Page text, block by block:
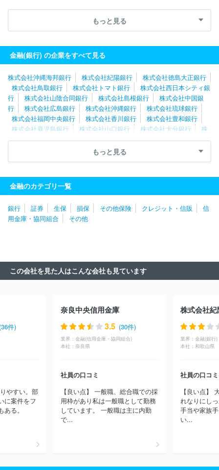
信ＳＢＩネット銀行株式会社
株式会社東日本銀行
株式会社十六
株式会社栃木銀行
株式会社筑波銀
行
株式会社百五銀行
もっと見る
金融(銀行) の企業をすべて見る
株式会社沖縄海邦銀行 株式会社紀陽銀行
株式会社徳島大正銀行
株式会社鳥取銀行
株式会社トマト銀行
株式会社西日本シティ銀
行
株式会社山陰合同銀行 株式会社島根銀行
株式会社中国銀
行
株式会社広島銀行 株式会社沖縄銀行
株式会社琉球銀行
株式会社福岡中央銀行
株式会社香川銀行
株式会社豊和銀行
株式会社鹿児島銀行
株式会社山口銀行 株式会社大分銀行
株
式会社肥後銀行
株式会社南日本銀行 株式会社熊本銀行
株式会
株式会社四国銀行 株式会社百十四銀行
株式会
社筑邦銀行
行
株式会社高知銀行 株式会社りそな銀行
スルガ銀行株式会
社
株式会社八十二長野銀行
行
株式会社三重銀行 株式会社京都銀行
株式会社あいち銀行
株式会社滋賀銀行
株式会社三十三銀行
田銀行
株式会社北日本銀行 株式会社みちのく銀行
株式会社青
森みちのく銀行
株式会社岩手銀行 株式会社山形銀行
荘内銀行
株式会社福島銀行 株式会社北都銀行
株式会社常陽銀
株式会社筑波銀行
株式会社武蔵野銀行
株式会社三
井住友銀行
株式会社みずほ銀行 株式会社イオン銀行
株式会社
ＰａｙＰａｙ銀行株式会社
オリックス銀行株式会社
株式会社千
ＵＦＪ信託銀行株式会社
株式会社セブン銀行
資産管理サービス
社
住信ＳＢＩネット銀行株式会社 ａｕじぶん銀行株式会社
株
式会社あおぞら銀行
株式会社ＳＢＩ新生銀行
株式会社大光銀行
株式会社横浜銀行
株式会社清水銀行
株式会社ＳＭＢＣ信託銀
もっと見る
金融のカテゴリ一覧
銀行 証券 生保 損保 その他保険 クレジット・信販
信
用金庫・協同組合
その他
この会社を見た人はこんな会社も見ています
件)
やすい。部
に案件をフ
る。
奈良中央信用金庫
3.5 (30件)
業界： 金融(信用金庫・協同組合)
本社： 奈良県
社員の口コミ
【良い点】 一般職、総合職での採
用枠があり私は一般職として勤務
しています。 一般職は主に内勤
で...
株式会社
業界： 金融(銀行)
本社： 和歌山県
社員の口コミ
【良い点】
れなりにし
手当や家族
い...